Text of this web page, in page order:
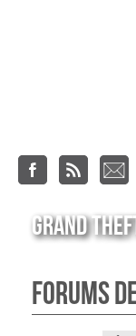
Grand
Forums